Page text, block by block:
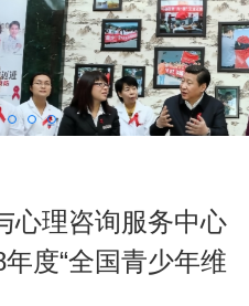
心理咨询服务中心